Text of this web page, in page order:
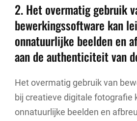
2. Het overmatig gebruik
bewerkingssoftware kan
onnatuurlijke beelden en
aan de authenticiteit van
Het overmatig gebruik van
bij creatieve digitale fotografie
onnatuurlijke beelden en